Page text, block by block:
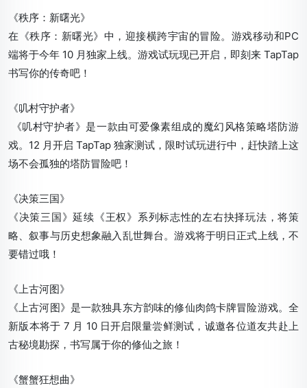
《秩序：新曙光》
在《秩序：新曙光》中，迎接横跨宇宙的冒险。游戏移动和PC
端将于今年 10 月独家上线。游戏试玩现已开启，即刻来 TapTap
书写你的传奇吧！
《叽村守护者》
《叽村守护者》是一款由可爱像素组成的魔幻风格策略塔防游
戏。12 月开启 TapTap 独家测试，限时试玩进行中，赶快踏上这
场不会孤独的塔防冒险吧！
《决策三国》
《决策三国》延续《王权》系列标志性的左右抉择玩法，将策
略、叙事与历史想象融入乱世舞台。游戏将于明日正式上线，不
要错过哦！
《上古河图》
《上古河图》是一款独具东方韵味的修仙肉鸽卡牌冒险游戏。全
新版本将于 7 月 10 日开启限量尝鲜测试，诚邀各位道友共赴上
古秘境勘探，书写属于你的修仙之旅！
《蟹蟹狂想曲》